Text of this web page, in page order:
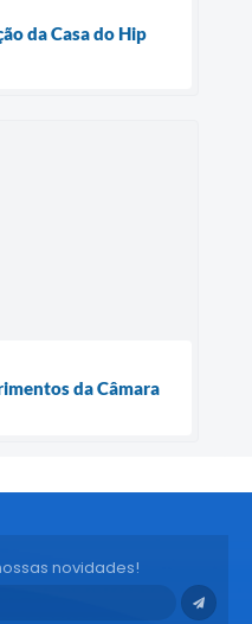
da Casa do Hip
da Câmara
novidades!